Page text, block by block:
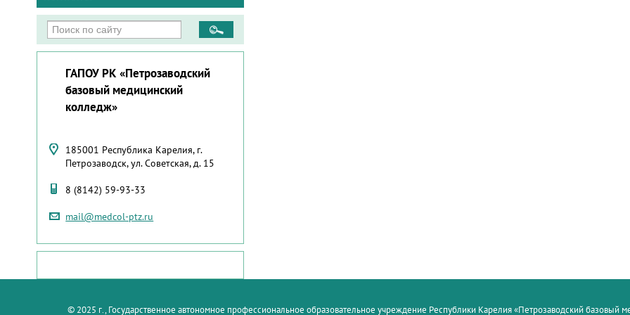
ГАПОУ РК «Петрозаводский
базовый медицинский
колледж»
185001 Республика Карелия, г.
Петрозаводск, ул. Советская, д. 15
8 (8142) 59-93-33
mail@medcol-ptz.ru
© 2025 г., Государственное автономное профессиональное образовательное учреждение Республики Карелия «Петрозаводский базовый